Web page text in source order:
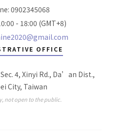
0902345068
- 18:00 (GMT+8)
OFFICE
4, Xinyi Rd., Da’an Dist.,
City, Taiwan
not open to the public.